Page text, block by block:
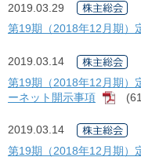
2019.03.29
第19期（2018年12月期）
2019.03.14
第19期（2018年12月期）
ーネット開示事項
2019.03.14
第19期（2018年12月期）